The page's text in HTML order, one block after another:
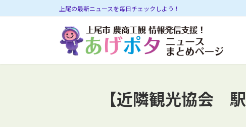
ン
へ
ビ
ョ
上尾の最新ニュースを毎日チェックしよう！
【近隣観光協会